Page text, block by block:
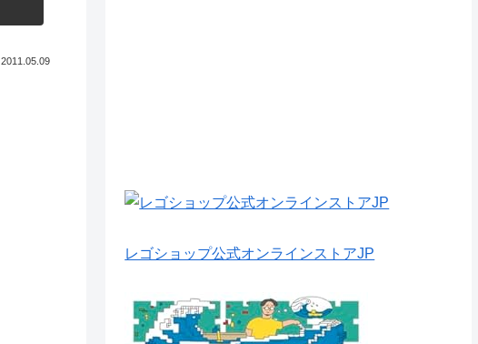
2011.05.09
レゴショップ公式オンラインストアJP